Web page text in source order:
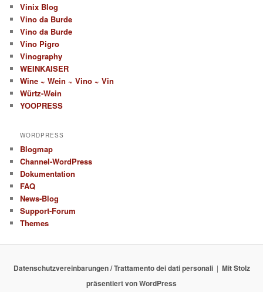
Vinix Blog
Vino da Burde
Vino da Burde
Vino Pigro
Vinography
WEINKAISER
Wine ~ Wein ~ Vino ~ Vin
Würtz-Wein
YOOPRESS
WORDPRESS
Blogmap
Channel-WordPress
Dokumentation
FAQ
News-Blog
Support-Forum
Themes
Datenschutzvereinbarungen / Trattamento dei dati personali
Mit Stolz
präsentiert von WordPress